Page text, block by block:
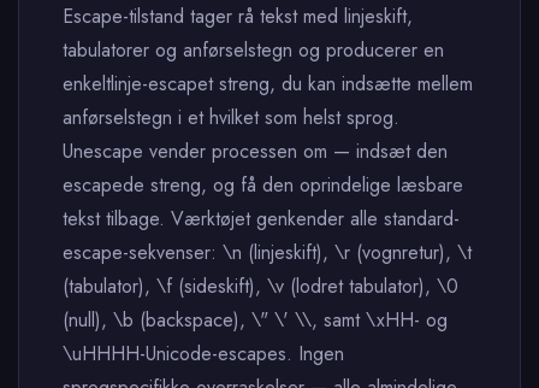
Escape-tilstand tager rå tekst med linjeskift,
tabulatorer og anførselstegn og producerer en
enkeltlinje-escapet streng, du kan indsætte mellem
anførselstegn i et hvilket som helst sprog.
Unescape vender processen om — indsæt den
escapede streng, og få den oprindelige læsbare
tekst tilbage. Værktøjet genkender alle standard-
escape-sekvenser: \n (linjeskift), \r (vognretur), \t
(tabulator), \f (sideskift), \v (lodret tabulator), \0
(null), \b (backspace), \" \' \\, samt \xHH- og
\uHHHH-Unicode-escapes. Ingen